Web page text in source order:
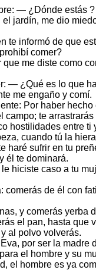
— ¿Dónde estás ?
jardín, me dio
te informó de que
comer?
me diste como
— ¿Qué es lo que
me engaño y comí.
Por haber hecho
campo; te
hostilidades entre ti
cuando tú la
haré sufrir en tu
él te dominará.
hiciste caso a tu
comerás de él con
y comerás yerba
el pan, hasta que
al polvo volverás.
por ser la madre
el hombre y su
el hombre es ya